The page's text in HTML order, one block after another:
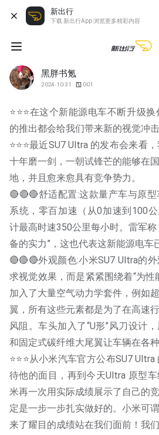
新出行
下载 新出行App 浏览更多精彩内容
黑胖书氪
2024-10-31 001
⭐️⭐️⭐️在这个新能源电车不断升级
的推出都会给我们带来新的视觉冲击
⭐️⭐️⭐️最近SU7 Ultra 的发布会来看
十年磨一剑，一朝试锋芒的能够在
地，并且愈来愈具有竞争势力。
🔴🔴🔴舒适配置:这款量产车与原
系统，零百加速（从0加速到100
计最高时速350公里每小时。雷军
备的实力”，这也代表这新能源电车
🔴🔴🔴外观颜色:小米SU7 Ultra的
求视觉效果，而是紧紧围绕着“为性
加入了大量空气动力学套件，例如
翼，所有这些元素都是为了在高速
风阻。车头加入了“U形”风刀设计
和固定式碳纤维大尾翼让车辆在各
⭐️⭐️⭐️从小米汽车官方​​​公布SU7
待他的面目，再到今天Ultra 原型
米再一次用实际成绩展示了自己的
定是一步一步扎实做好的。小米可
来了耀目的成绩站在我们面前！我